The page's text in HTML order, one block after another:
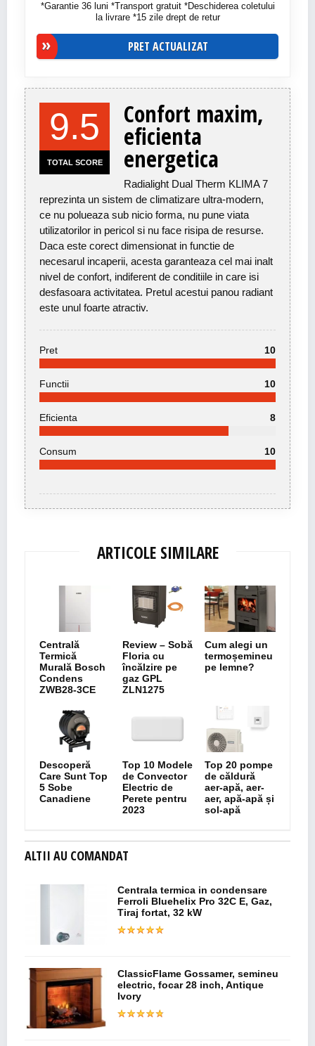
*Garantie 36 luni *Transport gratuit *Deschiderea coletului
la livrare *15 zile drept de retur
PRET ACTUALIZAT
9.5
TOTAL SCORE
Confort maxim,
eficienta
energetica
Radialight Dual Therm KLIMA 7
reprezinta un sistem de climatizare ultra-modern,
ce nu polueaza sub nicio forma, nu pune viata
utilizatorilor in pericol si nu face risipa de resurse.
Daca este corect dimensionat in functie de
necesarul incaperii, acesta garanteaza cel mai inalt
nivel de confort, indiferent de conditiile in care isi
desfasoara activitatea. Pretul acestui panou radiant
este unul foarte atractiv.
Pret 10
Functii 10
Eficienta 8
Consum 10
ARTICOLE SIMILARE
Centrală
Termică
Murală Bosch
Condens
ZWB28-3CE
Review – Sobă
Floria cu
încălzire pe
gaz GPL
ZLN1275
Cum alegi un
termoșemineu
pe lemne?
Descoperă
Care Sunt Top
5 Sobe
Canadiene
Top 10 Modele
de Convector
Electric de
Perete pentru
2023
Top 20 pompe
de căldură
aer-apă, aer-
aer, apă-apă și
sol-apă
ALTII AU COMANDAT
Centrala termica in condensare
Ferroli Bluehelix Pro 32C E, Gaz,
Tiraj fortat, 32 kW
ClassicFlame Gossamer, semineu
electric, focar 28 inch, Antique
Ivory